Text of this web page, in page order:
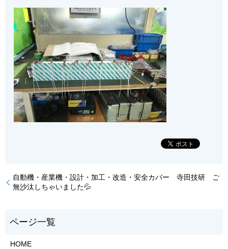
自動機・産業機・設計・加工・改造・安全カバー 寺田技研 ご
無沙汰しちゃいました💦
HOME